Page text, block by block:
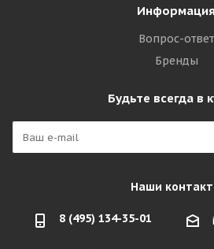
Информация
Вопрос-ответ
Бренды
Будьте всегда в
Наши
8 (495) 134-35-01